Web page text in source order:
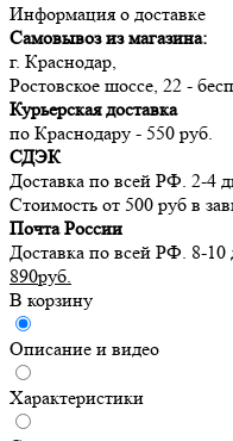
Информация о доставке
Самовывоз из магазина:
г. Краснодар,
Ростовское шоссе, 22 -
Курьерская доставка
по Краснодару - 550 руб.
СДЭК
Доставка по всей РФ. 2-4
Стоимость от 500 руб в
Почта России
Доставка по всей РФ. 8-10
890руб.
В корзину
Описание и видео
Характеристики